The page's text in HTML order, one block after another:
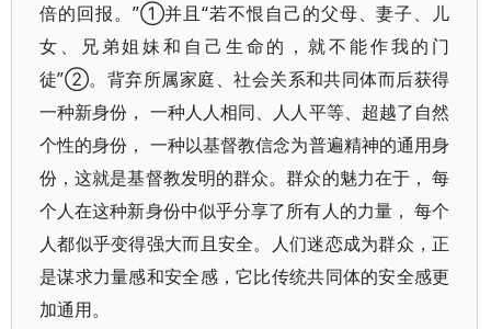
倍的回报。”①并且“若不恨自己的父母、妻子、儿
女、兄弟姐妹和自己生命的，就不能作我的门
徒”②。背弃所属家庭、社会关系和共同体而后获得
一种新身份， 一种人人相同、人人平等、超越了自然
个性的身份， 一种以基督教信念为普遍精神的通用身
份，这就是基督教发明的群众。群众的魅力在于， 每
个人在这种新身份中似乎分享了所有人的力量， 每个
人都似乎变得强大而且安全。人们迷恋成为群众，正
是谋求力量感和安全感，它比传统共同体的安全感更
加通用。